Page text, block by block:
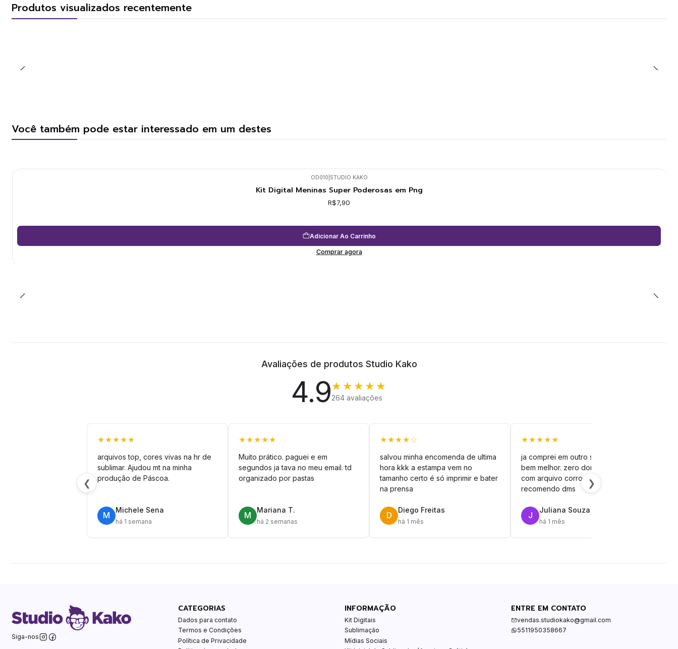
Produtos visualizados recentemente
Você também pode estar interessado em um destes
OD010 STUDIO KAKO
Kit Digital Meninas Super Poderosas em Png
R$7,90
Adicionar Ao Carrinho
Comprar agora
Avaliações de produtos Studio Kako
4.9★★★★★
264 avaliações
❮
★★★★★
arquivos top, cores vivas na hr de
sublimar. Ajudou mt na minha
produção de Páscoa.
M
Michele Sena
há 1 semana
★★★★★
Muito prático. paguei e em
segundos ja tava no meu email. td
organizado por pastas
M
Mariana T.
há 2 semanas
★★★★☆
salvou minha encomenda de ultima
hora kkk a estampa vem no
tamanho certo é só imprimir e bater
na prensa
D
Diego Freitas
há 1 mês
★★★★★
ja comprei em outro site mas esse é
bem melhor. zero dor de cabeça
com arquivo corrompido.
recomendo dms
J
Juliana Souza
há 1 mês
❯
Siga-nos
CATEGORIAS
Dados para contato
Termos e Condições
Política de Privacidade
INFORMAÇÃO
Kit Digitais
Sublimação
Mídias Sociais
ENTRE EM CONTATO
vendas.studiokako@gmail.com
5511950358667